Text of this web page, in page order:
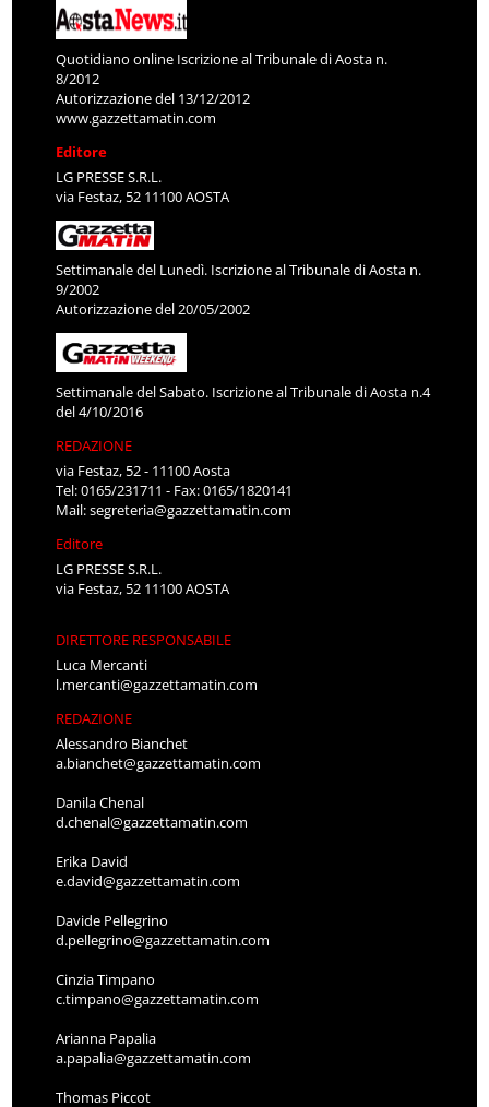
Quotidiano online Iscrizione al Tribunale di Aosta n.
8/2012
Autorizzazione del 13/12/2012
www.gazzettamatin.com
Editore
LG PRESSE S.R.L.
via Festaz, 52 11100 AOSTA
Settimanale del Lunedì. Iscrizione al Tribunale di Aosta n.
9/2002
Autorizzazione del 20/05/2002
Settimanale del Sabato. Iscrizione al Tribunale di Aosta n.4
del 4/10/2016
REDAZIONE
via Festaz, 52 - 11100 Aosta
Tel: 0165/231711 - Fax: 0165/1820141
Mail:segreteria@gazzettamatin.com
Editore
LG PRESSE S.R.L.
via Festaz, 52 11100 AOSTA
DIRETTORE RESPONSABILE
Luca Mercanti
l.mercanti@gazzettamatin.com
REDAZIONE
Alessandro Bianchet
a.bianchet@gazzettamatin.com
Danila Chenal
d.chenal@gazzettamatin.com
Erika David
e.david@gazzettamatin.com
Davide Pellegrino
d.pellegrino@gazzettamatin.com
Cinzia Timpano
c.timpano@gazzettamatin.com
Arianna Papalia
a.papalia@gazzettamatin.com
Thomas Piccot